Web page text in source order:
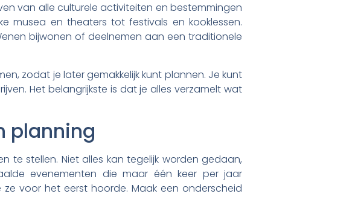
van alle culturele activiteiten en bestemmingen
musea en theaters tot festivals en kooklessen.
bijwonen of deelnemen aan een traditionele
zodat je later gemakkelijk kunt plannen. Je kunt
Het belangrijkste is dat je alles verzamelt wat
planning
te stellen. Niet alles kan tegelijk worden gedaan,
evenementen die maar één keer per jaar
voor het eerst hoorde. Maak een onderscheid